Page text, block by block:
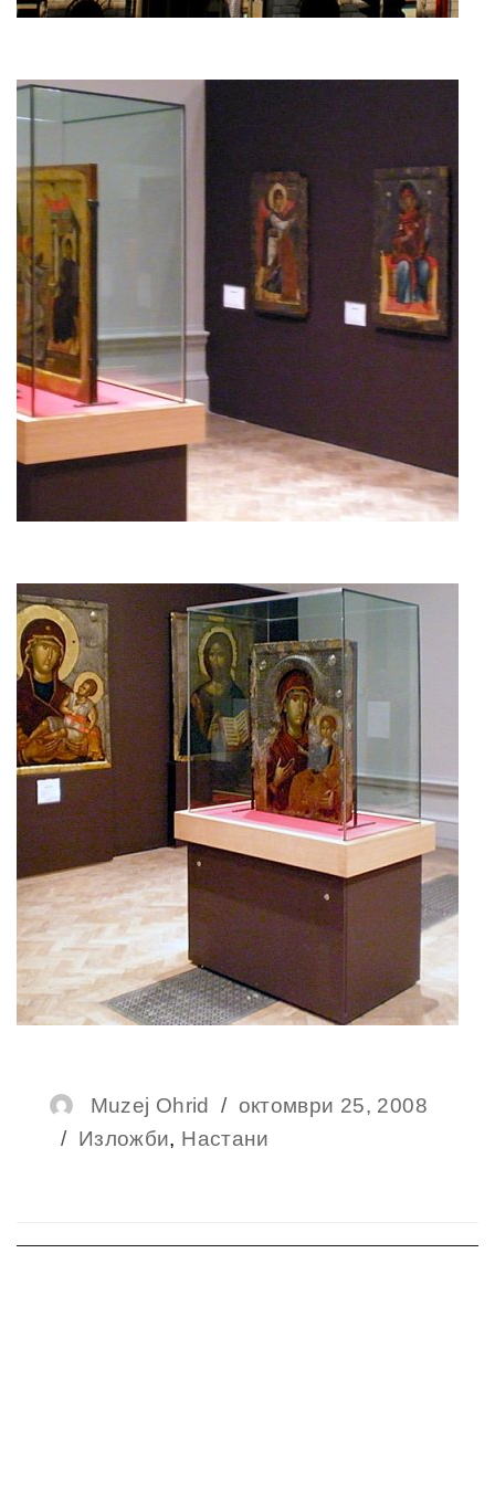
Author
Muzej Ohrid
Posted
on
октомври 25, 2008
Categories
Изложби, Настани